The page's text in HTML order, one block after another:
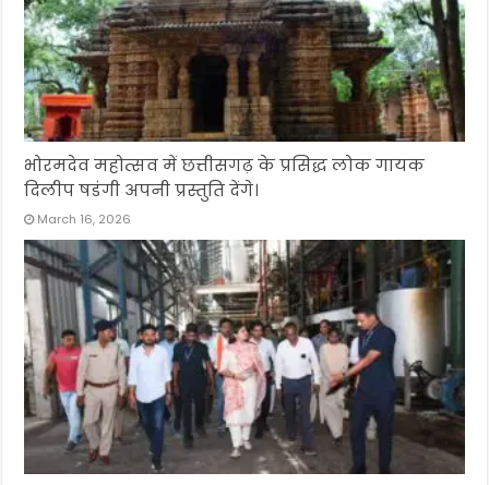
भोरमदेव महोत्सव में छत्तीसगढ़ के प्रसिद्ध लोक गायक
दिलीप षडंगी अपनी प्रस्तुति देंगे।
March 16, 2026